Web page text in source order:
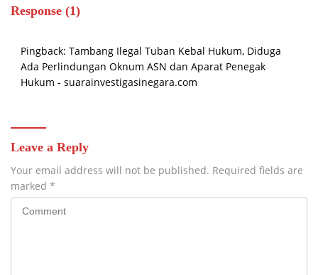
Response (1)
Pingback: Tambang Ilegal Tuban Kebal Hukum, Diduga
Ada Perlindungan Oknum ASN dan Aparat Penegak
Hukum - suarainvestigasinegara.com
Leave a Reply
Your email address will not be published. Required fields are
marked *